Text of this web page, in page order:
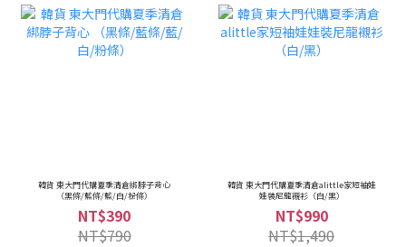
韓貨 東大門代購夏季清倉綁脖子背心
（黑條/藍條/藍/白/粉條）
NT$390
NT$790
韓貨 東大門代購夏季清倉alittle家短袖娃
娃裝尼龍襯衫（白/黑）
NT$990
NT$1,490